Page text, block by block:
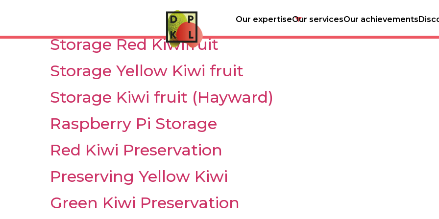
Our expertiseOur servicesOur achievements
Baie et kiwi
Storage Red Kiwifruit
Storage Yellow Kiwi fruit
Storage Kiwi fruit (Hayward)
Raspberry Pi Storage
Red Kiwi Preservation
Preserving Yellow Kiwi
Green Kiwi Preservation